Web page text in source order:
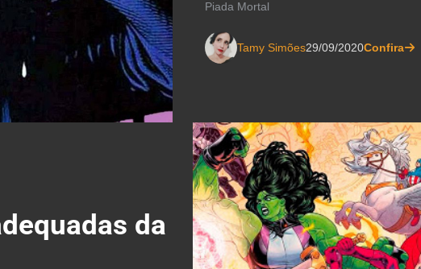
Piada Mortal
Tamy Simões29/09/2020Confira
da